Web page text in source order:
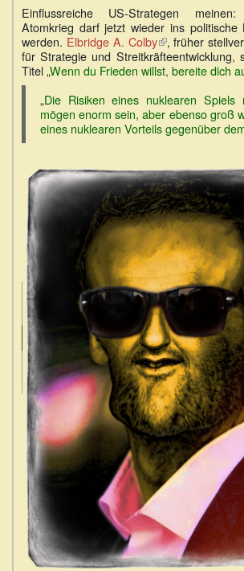
Einflussreiche US-Strategen
Atomkrieg darf jetzt wieder ins politische
werden. Elbridge A. Colby(Link
ist
extern)
, früher
für Strategie und Streitkräfteentwicklung,
Titel „Wenn du Frieden willst, bereite dich
„Die Risiken eines nuklearen
mögen enorm sein, aber ebenso groß
eines nuklearen Vorteils gegenüber